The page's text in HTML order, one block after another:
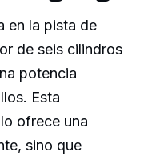
en la pista de
de seis cilindros
potencia
Esta
ofrece una
sino que